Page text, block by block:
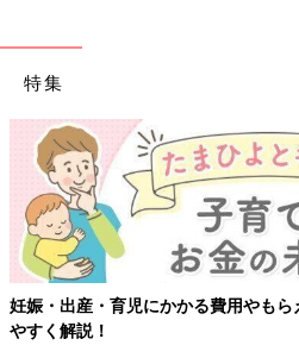
特集
もらえる補助金・助成金をわかり